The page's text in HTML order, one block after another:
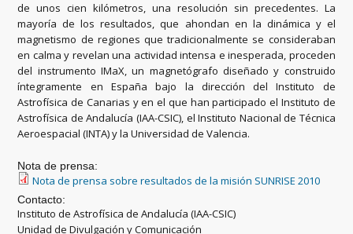
de unos cien kilómetros, una resolución sin precedentes. La
mayoría de los resultados, que ahondan en la dinámica y el
magnetismo de regiones que tradicionalmente se consideraban
en calma y revelan una actividad intensa e inesperada, proceden
del instrumento IMaX, un magnetógrafo diseñado y construido
íntegramente en España bajo la dirección del Instituto de
Astrofísica de Canarias y en el que han participado el Instituto de
Astrofísica de Andalucía (IAA-CSIC), el Instituto Nacional de Técnica
Aeroespacial (INTA) y la Universidad de Valencia.
Nota de prensa:
Nota de prensa sobre resultados de la misión SUNRISE 2010
Contacto:
Instituto de Astrofísica de Andalucía (IAA-CSIC)
Unidad de Divulgación y Comunicación